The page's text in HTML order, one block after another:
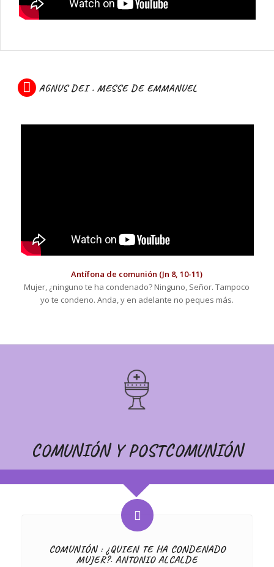
AGNUS DEI . MESSE DE EMMANUEL
Antífona de comunión (Jn 8, 10-11)
Mujer, ¿ninguno te ha condenado? Ninguno, Señor. Tampoco
yo te condeno. Anda, y en adelante no peques más.
COMUNIÓN Y POSTCOMUNIÓN
COMUNIÓN : ¿QUIEN TE HA CONDENADO
MUJER?. ANTONIO ALCALDE